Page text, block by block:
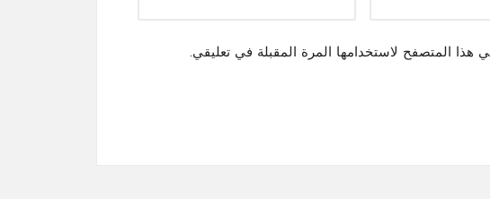
هذا المتصفح لاستخدامها المرة المقبلة في تعليقي.